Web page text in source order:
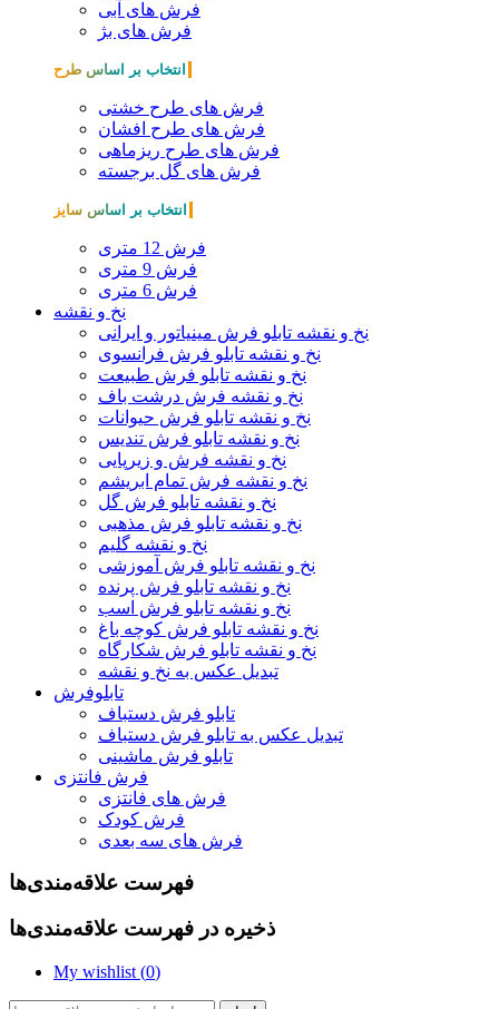
فرش های آبی
فرش های بژ
انتخاب بر اساس طرح
فرش های طرح خشتی
فرش های طرح افشان
فرش های طرح ریزماهی
فرش های گل برجسته
انتخاب بر اساس سایز
فرش 12 متری
فرش 9 متری
فرش 6 متری
نخ و نقشه
نخ و نقشه تابلو فرش مینیاتور و ایرانی
نخ و نقشه تابلو فرش فرانسوی
نخ و نقشه تابلو فرش طبیعت
نخ و نقشه فرش درشت باف
نخ و نقشه تابلو فرش حیوانات
نخ و نقشه تابلو فرش تندیس
نخ و نقشه فرش و زیرپایی
نخ و نقشه فرش تمام ابریشم
نخ و نقشه تابلو فرش گل
نخ و نقشه تابلو فرش مذهبی
نخ و نقشه گلیم
نخ و نقشه تابلو فرش آموزشی
نخ و نقشه تابلو فرش پرنده
نخ و نقشه تابلو فرش اسب
نخ و نقشه تابلو فرش کوچه باغ
نخ و نقشه تابلو فرش شکارگاه
تبدیل عکس به نخ و نقشه
تابلوفرش
تابلو فرش دستباف
تبدیل عکس به تابلو فرش دستباف
تابلو فرش ماشینی
فرش فانتزی
فرش های فانتزی
فرش کودک
فرش های سه بعدی
فهرست علاقه‌مندی‌ها
ذخیره در فهرست علاقه‌مندی‌ها
My wishlist (0)